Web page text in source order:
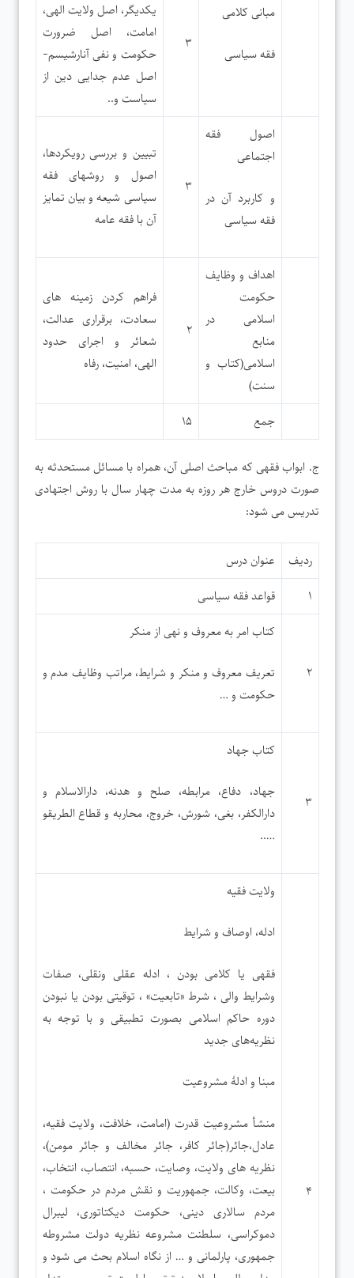
مبانی کلامی
فقه سیاسی
۳
یکدیگر، اصل ولایت الهی،
امامت، اصل ضرورت
حکومت و نفی آنارشیسم-
اصل عدم جدایی دین از
سیاست و..
اصول فقه
اجتماعی
و کاربرد آن در
فقه سیاسی
۳
تبیین و بررسی رویکردها،
اصول و روشهای فقه
سیاسی شیعه و بیان تمایز
آن با فقه عامه
اهداف و وظایف
حکومت
اسلامی در
منابع
اسلامی(کتاب و
سنت)
۲
فراهم کردن زمینه های
سعادت، برقراری عدالت،
شعائر و اجرای حدود
الهی، امنیت، رفاه
جمع ۱۵
ج. ابواب فقهی که مباحث اصلی آن، همراه با مسائل مستحدثه به
صورت دروس خارج هر روزه به مدت چهار سال با روش اجتهادی
تدریس می شود:
ردیف
عنوان درس
۱
قواعد فقه سیاسی
۲
کتاب امر به معروف و نهی از منکر
تعریف معروف و منکر و شرایط، مراتب وظایف مدم و
حکومت و …
۳
کتاب جهاد
جهاد، دفاع، مرابطه، صلح و هدنه، دارالاسلام و
دارالکفر، بغی، شورش، خروج، محاربه و قطاع الطریقو
…..
۴
ولایت فقیه
ادله، اوصاف و شرایط
فقهی یا کلامی بودن ، ادله عقلی ونقلی، صفات
وشرایط والی ، شرط «تابعیت» ، توقیتی بودن یا نبودن
دوره حاکم اسلامی بصورت تطبیقی و با توجه به
نظریه‌های جدید
مبنا و ادلۀ مشروعیت
منشأ مشروعیت قدرت (امامت، خلافت، ولایت فقیه،
عادل،جائر(جائر کافر، جائر مخالف و جائر مومن)،
نظریه های ولایت، وصایت، حسبه، انتصاب، انتخاب،
بیعت، وکالت، جمهوریت و نقش مردم در حکومت ،
مردم سالاری دینی، حکومت دیکتاتوری، لیبرال
دموکراسی، سلطنت مشروعه نظریه دولت مشروطه
جمهوری، پارلمانی و … از نگاه اسلام بحث می شود و